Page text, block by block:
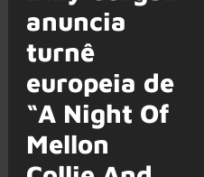
anuncia
turnê
europeia de
“A Night Of
Mellon